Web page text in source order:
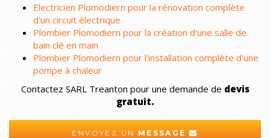
Electricien Plomodiern pour la rénovation complète
d'un circuit électrique
Plombier Plomodiern pour la création d'une salle de
bain clé en main
Plombier Plomodiern pour l'installation complète d'une
pompe à chaleur
Contactez SARL Treanton pour une demande de devis
gratuit.
ENVOYEZ UN MESSAGE